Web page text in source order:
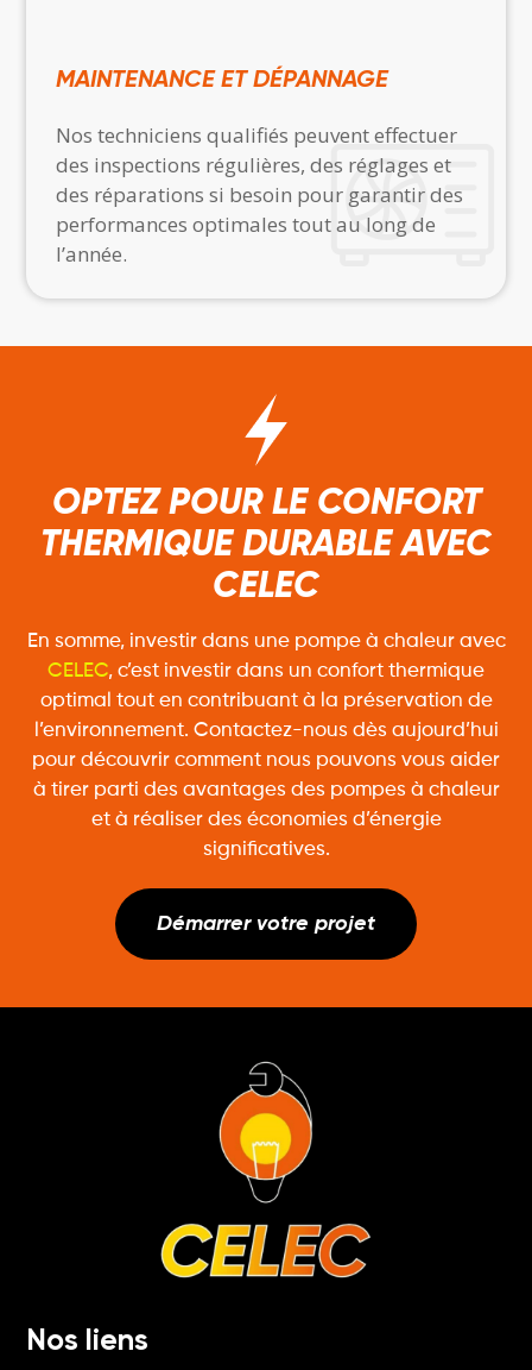
MAINTENANCE ET DÉPANNAGE
Nos techniciens qualifiés peuvent effectuer
des inspections régulières, des réglages et
des réparations si besoin pour garantir des
performances optimales tout au long de
l’année.
OPTEZ POUR LE CONFORT
THERMIQUE DURABLE AVEC
CELEC
En somme, investir dans une pompe à chaleur avec
CELEC, c’est investir dans un confort thermique
optimal tout en contribuant à la préservation de
l’environnement. Contactez-nous dès aujourd’hui
pour découvrir comment nous pouvons vous aider
à tirer parti des avantages des pompes à chaleur
et à réaliser des économies d’énergie
significatives.
Démarrer votre projet
Nos liens